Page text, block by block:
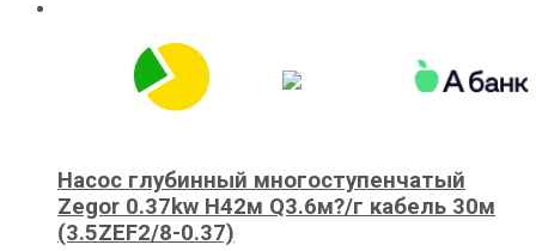
Насос глубинный многоступенчатый
Zegor 0.37kw H42м Q3.6м?/г кабель 30м
(3.5ZEF2/8-0.37)